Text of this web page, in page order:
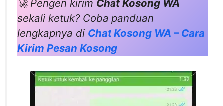
🚀 Pengen kirim Chat Kosong WA
sekali ketuk? Coba panduan
lengkapnya di Chat Kosong WA – Cara
Kirim Pesan Kosong